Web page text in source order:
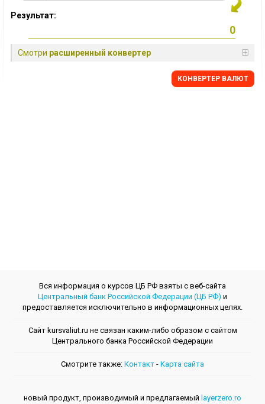
Результат:
Смотри расширенный конвертер
КОНВЕРТЕР ВАЛЮТ
Вся информация о курсов ЦБ РФ взяты с веб-сайта
Центральный банк Российской Федерации (ЦБ РФ) и
предоставляется исключительно в информационных целях.
Сайт kursvaliut.ru не связан каким-либо образом с сайтом
Центрального банкa Российской Федерации
Смотрите также: Контакт - Kарта сайта
новый продукт, производимый и предлагаемый layerzero.ro